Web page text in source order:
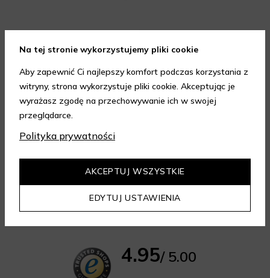
Szybkość dostawy
Opinia z dnia 09.08.2026 r.
Możliwosc wyboru
asortymentu i cena
Opinia z dnia 09.08.2026 r.
4.95/ 5.00
Na tej stronie wykorzystujemy pliki cookie
Aby zapewnić Ci najlepszy komfort podczas korzystania z
witryny, strona wykorzystuje pliki cookie. Akceptując je
wyrażasz zgodę na przechowywanie ich w swojej
przeglądarce.
Polityka prywatności
EDYTUJ USTAWIENIA
AKCEPTUJ WSZYSTKIE